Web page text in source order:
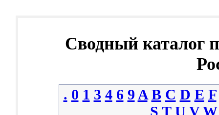
Сводный каталог
. 0 1 3 4 6 9 A B C D E F